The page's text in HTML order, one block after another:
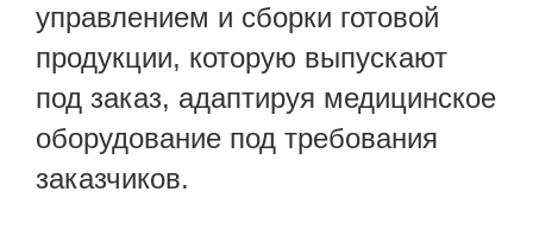
управлением и сборки готовой
продукции, которую выпускают
под заказ, адаптируя медицинское
оборудование под требования
заказчиков.